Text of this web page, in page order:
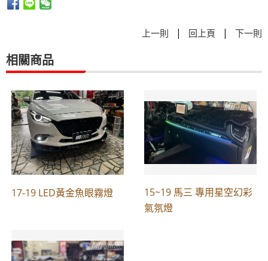
上一則 | 回上頁 | 下一則
相關商品
17-19 LED黃金魚眼霧燈
15~19 馬三 專用星空幻彩
氣氛燈